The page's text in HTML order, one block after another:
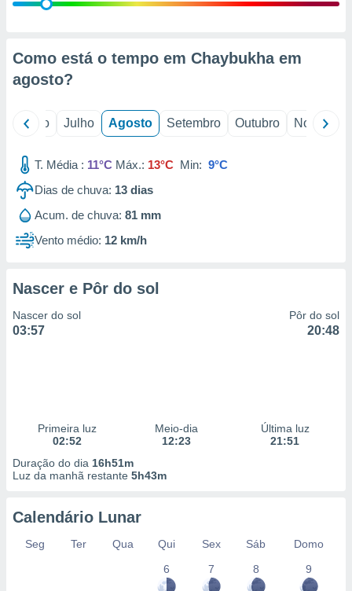
estudos
1199
Como está o tempo em Chaybukha em
agosto?
Junho Julho Agosto Setembro Outubro Novembro
T. Média : 11°C Máx.: 13°C Min: 9°C
Dias de chuva: 13 dias
Acum. de chuva: 81 mm
Vento médio: 12 km/h
Nascer e Pôr do sol
Nascer do sol
03:57
Pôr do sol
20:48
Primeira luz
02:52
Meio-dia
12:23
Última luz
21:51
Duração do dia 16h51m
Luz da manhã restante 5h43m
Calendário Lunar
Seg Ter Qua Qui Sex Sáb
Domo
6
7 8 9